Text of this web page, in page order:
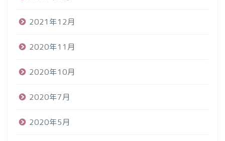
2021年12月
2020年11月
2020年10月
2020年7月
2020年5月